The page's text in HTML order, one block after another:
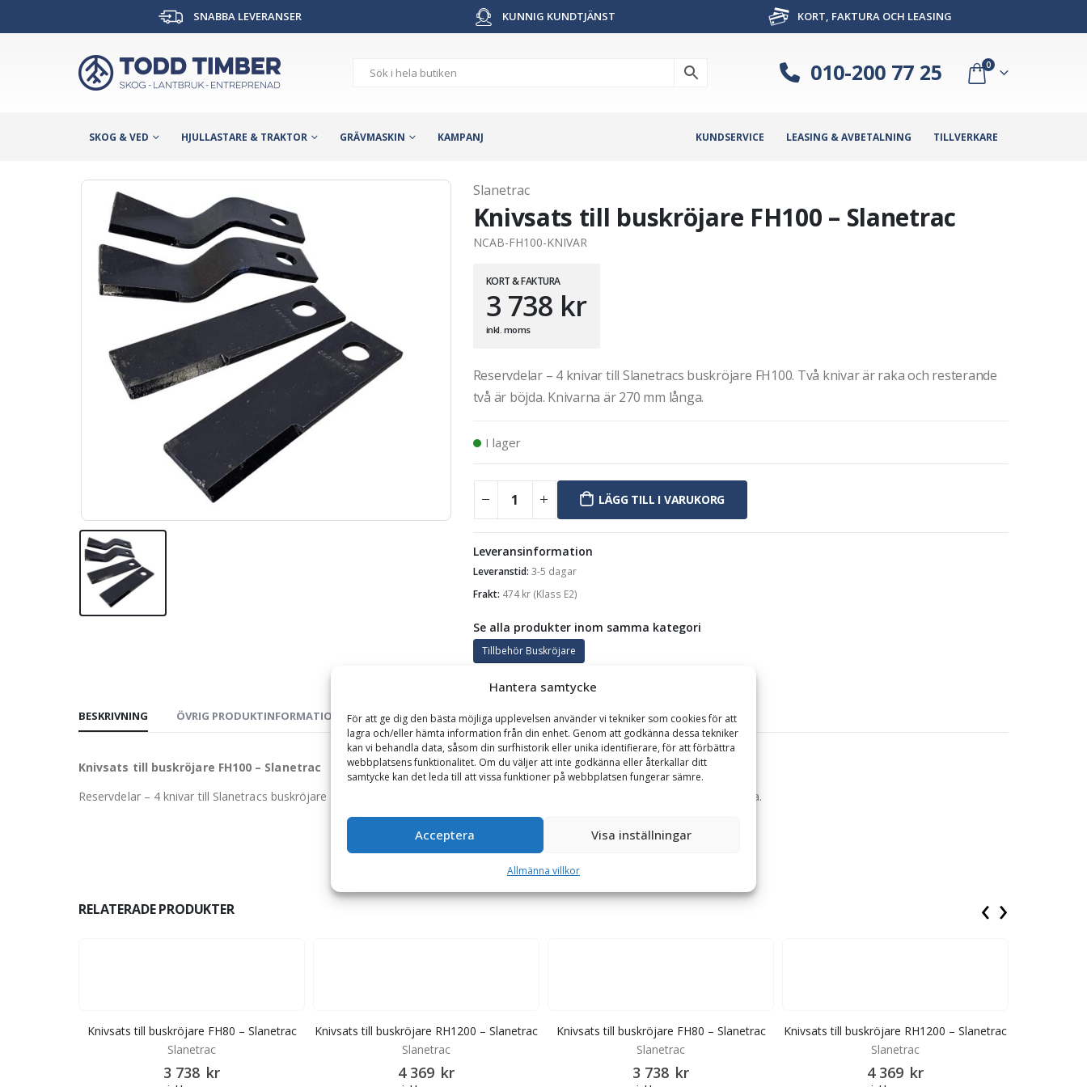
Hantera samtycke
För att ge dig den bästa möjliga upplevelsen använder vi tekniker som cookies för att
lagra och/eller hämta information från din enhet. Genom att godkänna dessa tekniker
kan vi behandla data, såsom din surfhistorik eller unika identifierare, för att förbättra
webbplatsens funktionalitet. Om du väljer att inte godkänna eller återkallar ditt
samtycke kan det leda till att vissa funktioner på webbplatsen fungerar sämre.
Acceptera Visa inställningar
Allmänna villkor
SNABBA LEVERANSER KUNNIG KUNDTJÄNST KORT, FAKTURA OCH LEASING
010-200 77 25 0
SKOG & VED HJULLASTARE & TRAKTOR GRÄVMASKIN KAMPANJ KUNDSERVICE LEASING & AVBETALNING TILLVERKARE
Slanetrac
Knivsats till buskröjare FH100 – Slanetrac
NCAB-FH100-KNIVAR
KORT & FAKTURA
3 738 kr
inkl. moms
Reservdelar – 4 knivar till Slanetracs buskröjare FH100. Två knivar är raka och resterande
två är böjda. Knivarna är 270 mm långa.
I lager
LÄGG TILL I VARUKORG
Leveransinformation
Leveranstid: 3-5 dagar
Frakt: 474kr(Klass E2)
Se alla produkter inom samma kategori
Tillbehör Buskröjare
BESKRIVNING ÖVRIG PRODUKTINFORMATION GARANTI
Knivsats till buskröjare FH100 – Slanetrac
Reservdelar – 4 knivar till Slanetracs buskröjare FH100. Två knivar är raka och resterande två är böjda. Knivarna är 270 mm långa.
RELATERADE PRODUKTER
Knivsats till buskröjare FH80 – Slanetrac
Slanetrac
3 738 kr
Knivsats till buskröjare RH1200 – Slanetrac
Slanetrac
4 369 kr
Knivsats till buskröjare FH80 – Slanetrac
Slanetrac
3 738 kr
Knivsats till buskröjare RH1200 – Slanetrac
Slanetrac
4 369 kr
‹ ›